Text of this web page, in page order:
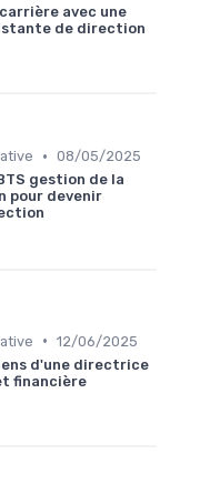
avec une
de direction
• 08/05/2025
gestion de la
pour devenir
• 12/06/2025
d'une directrice
financière